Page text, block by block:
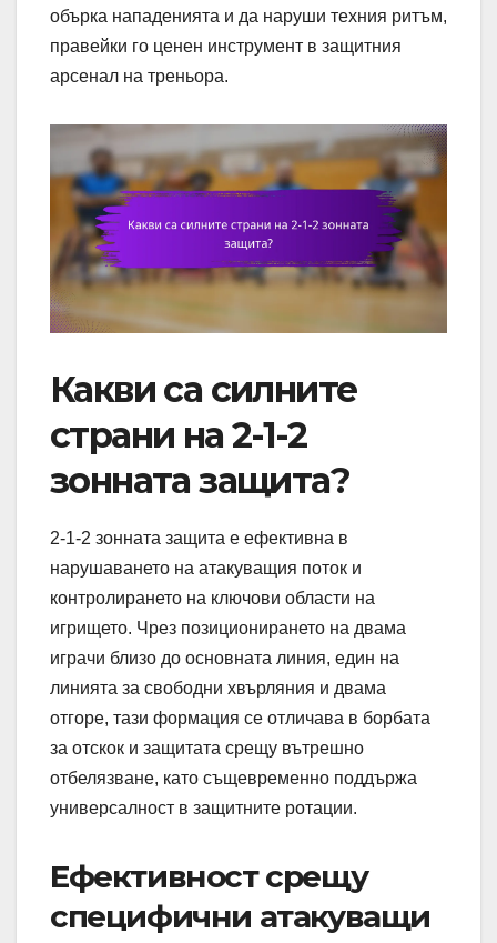
обърка нападенията и да наруши техния ритъм,
правейки го ценен инструмент в защитния
арсенал на треньора.
Какви са силните
страни на 2-1-2
зонната защита?
2-1-2 зонната защита е ефективна в
нарушаването на атакуващия поток и
контролирането на ключови области на
игрището. Чрез позиционирането на двама
играчи близо до основната линия, един на
линията за свободни хвърляния и двама
отгоре, тази формация се отличава в борбата
за отскок и защитата срещу вътрешно
отбелязване, като същевременно поддържа
универсалност в защитните ротации.
Ефективност срещу
специфични атакуващи